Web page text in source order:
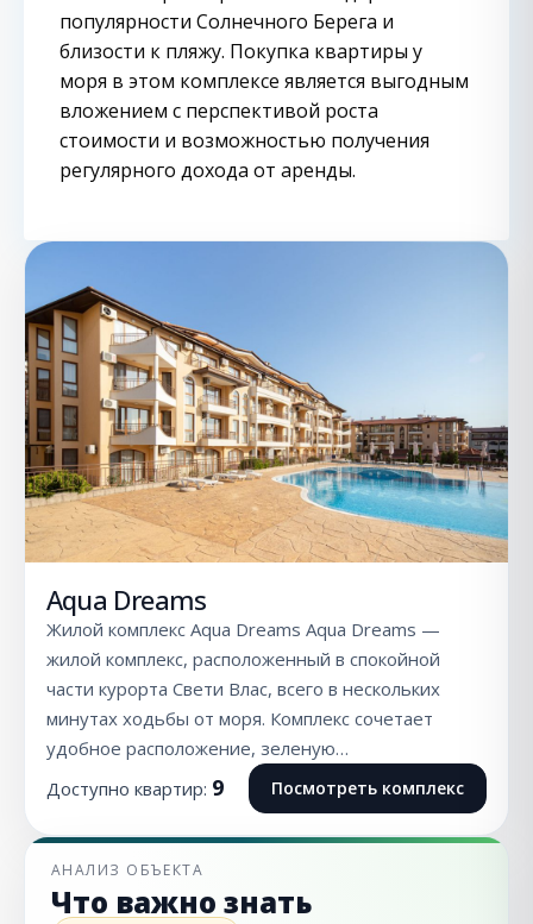
популярности Солнечного Берега и
близости к пляжу. Покупка квартиры у
моря в этом комплексе является выгодным
вложением с перспективой роста
стоимости и возможностью получения
регулярного дохода от аренды.
Aqua Dreams
Жилой комплекс Aqua Dreams Aqua Dreams —
жилой комплекс, расположенный в спокойной
части курорта Свети Влас, всего в нескольких
минутах ходьбы от моря. Комплекс сочетает
удобное расположение, зеленую…
Доступно квартир: 9 Посмотреть комплекс
АНАЛИЗ ОБЪЕКТА
Что важно знать